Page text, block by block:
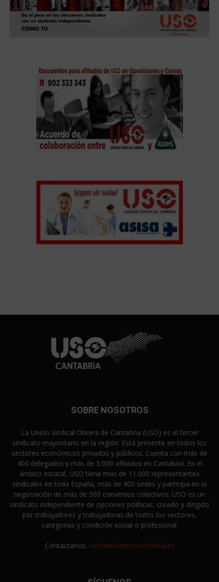
SOBRE NOSOTROS
La Unión Sindical Obrera de Cantabria (USO) es el tercer
sindicato mayoritario en la región. Está presente en todos los
sectores económicos privados y públicos. Cuenta con más de
400 delegados y más de 5.000 afiliados en Cantabria. En el
ámbito estatal, USO tiene más de 11.000 representantes
sindicales en toda España, más de 400 sedes y participa en la
negociación de más de 500 convenios colectivos. USO es un
sindicato independiente de opciones políticas, creado y dirigido
por trabajadores y trabajadoras de todos los sectores,
categorías y condición social o profesional.
Contáctanos: cantabria@usocantabria.es